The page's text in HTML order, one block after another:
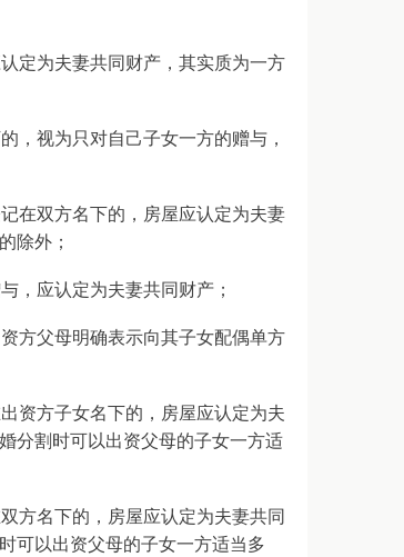
定为夫妻共同财产，其实质为一方
，视为只对自己子女一方的赠与，
在双方名下的，房屋应认定为夫妻
除外；
，应认定为夫妻共同财产；
方父母明确表示向其子女配偶单方
资方子女名下的，房屋应认定为夫
分割时可以出资父母的子女一方适
方名下的，房屋应认定为夫妻共同
可以出资父母的子女一方适当多